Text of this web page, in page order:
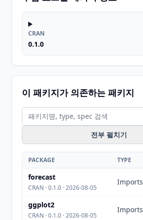
CRAN
0.1.0
이 패키지가 의존하는 패키지
전부 펼치기
PACKAGE TYPE
forecast
CRAN · 0.1.0 · 2026-08-05
Imports
ggplot2
CRAN · 0.1.0 · 2026-08-05
Imports